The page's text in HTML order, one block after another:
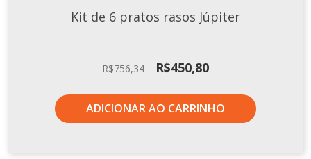
Kit de 6 pratos rasos Júpiter
R$756,34
original
era:
R$756,34.
R$450,80O
atual
é:
R$450,80.
ADICIONAR AO CARRINHO